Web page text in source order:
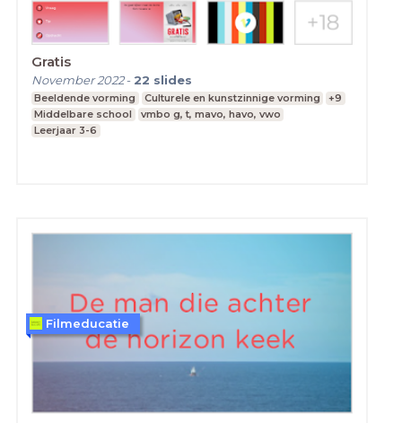
Gratis
November 2022- 22 slides
Beeldende vorming Culturele en kunstzinnige vorming
+9
Middelbare school
vmbo g, t, mavo, havo, vwo
Leerjaar 3-6
Filmeducatie